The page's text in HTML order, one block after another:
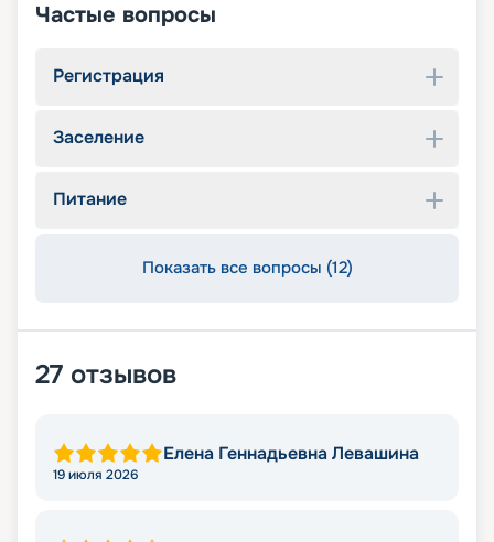
Частые вопросы
Регистрация
Заселение
Питание
Показать все вопросы (12)
27 отзывов
Елена Геннадьевна Левашина
19 июля 2026